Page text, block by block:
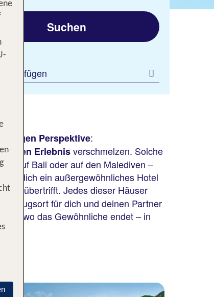
Suchen
Perspektive:
Erlebnisverschmelzen. Solche
auf Bali oder auf den Malediven –
dich ein außergewöhnliches Hotel
übertrifft. Jedes dieser Häuser
für dich und deinen Partner
wo das Gewöhnliche endet – in
Vietnam
LÂ´Alya Ninh Van Bay
48 % Weiterempfehlung